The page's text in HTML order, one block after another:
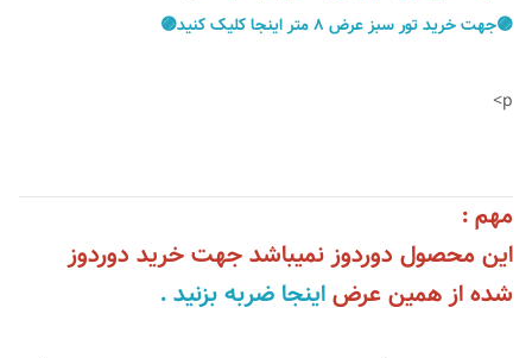
🟣جهت خرید تور سبز عرض ۸ متر اینجا کلیک کنید🟣
p>
مهم :
این محصول دوردوز نمیباشد جهت خرید دوردوز
شده از همین عرضاینجا ضربه بزنید .